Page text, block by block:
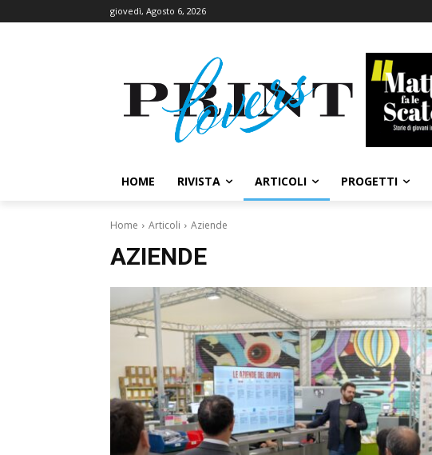
giovedì, Agosto 6, 2026
HOME RIVISTA ARTICOLI PROGETTI
Home Articoli Aziende
AZIENDE